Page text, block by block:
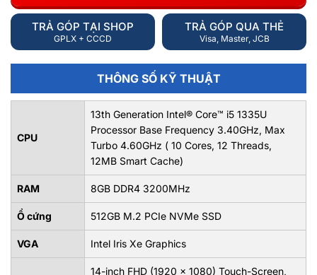
TRẢ GÓP TẠI SHOP
GPLX + CCCD
TRẢ GÓP QUA THẺ
Visa, Master, JCB
THÔNG SỐ KỸ THUẬT
CPU
13th Generation Intel® Core™ i5 1335U
Processor Base Frequency 3.40GHz, Max
Turbo 4.60GHz ( 10 Cores, 12 Threads,
12MB Smart Cache)
RAM 8GB DDR4 3200MHz
Ổ cứng 512GB M.2 PCIe NVMe SSD
VGA Intel Iris Xe Graphics
14-inch FHD (1920 x 1080) Touch-Screen,